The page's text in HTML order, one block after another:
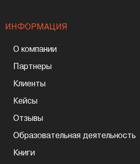
ИНФОРМАЦИЯ
О компании
Партнеры
Клиенты
Кейсы
Отзывы
Образовательная деятельность
Книги